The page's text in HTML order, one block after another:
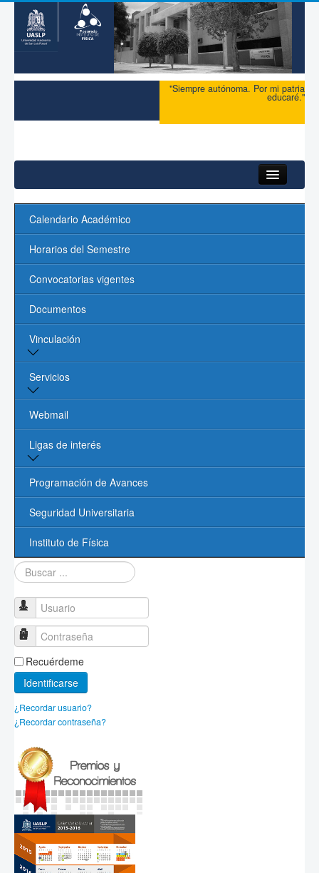
"Siempre autónoma. Por mi patria
educaré."
Maestría
Doctorado
Admisión
Ingreso
Núcleo Académico
Contacto
Calendario Académico
Horarios del Semestre
Convocatorias vigentes
Documentos
Vinculación
Vinculación y Servicios
Servicios
Biblioteca
Cómputo
Webmail
Ligas de interés
Página de la UASLP
Investigación y Posgrado UASLP
CONACYT
Sociedad Mexicana de Física
PROMEP
Programación de Avances
Seguridad Universitaria
Instituto de Física
Buscar...
Usuario
Contraseña
Recuérdeme
Identificarse
¿Recordar usuario?
¿Recordar contraseña?